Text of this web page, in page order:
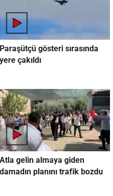
Paraşütçü gösteri sırasında
yere çakıldı
Atla gelin almaya giden
damadın planını trafik bozdu